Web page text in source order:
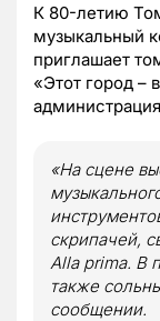
К 80-летию
музыкальный
приглашает
«Этот город –
«На сцене
скрипачей,
Alla prima. В
также
сообщении.